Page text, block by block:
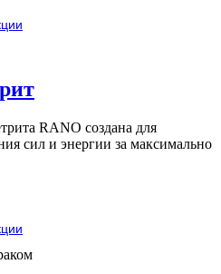
RANO создана для
сил и энергии за максимально